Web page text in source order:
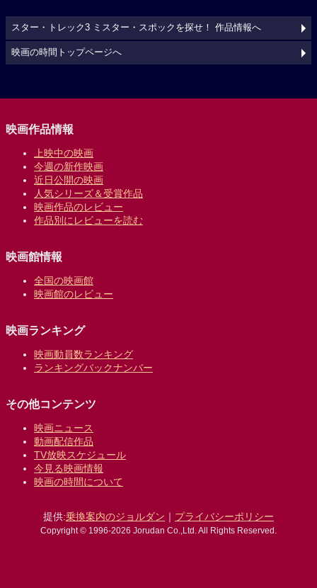
スター・トレック3 ミスター・スポックを探せ！ 作品情報へ
映画の時間トップページへ
映画作品情報
上映中の映画
今週の新作映画
近日公開の映画
人気シリーズ＆受賞作品
映画作品のレビュー
作品別にレビューを読む
映画館情報
全国の映画館
映画館のレビュー
映画ランキング
映画動員数ランキング
ランキングバックナンバー
その他コンテンツ
映画ニュース
動画配信作品
TV放映スケジュール
今見る映画情報
映画の時間について
提供:乗換案内のジョルダン ｜ プライバシーポリシー
Copyright © 1996-2026 Jorudan Co.,Ltd. All Rights Reserved.